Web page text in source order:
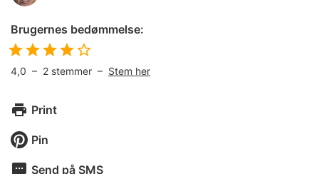
Brugernes bedømmelse:
4,0 – 2 stemmer – Stem her
Print
Pin
Send på SMS